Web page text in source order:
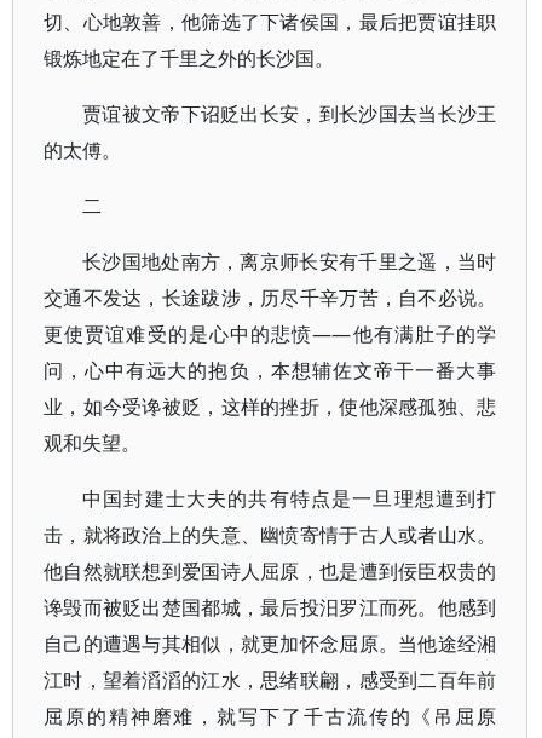
切、心地敦善，他筛选了下诸侯国，最后把贾谊挂职
锻炼地定在了千里之外的长沙国。
贾谊被文帝下诏贬出长安，到长沙国去当长沙王
的太傅。
二
长沙国地处南方，离京师长安有千里之遥，当时
交通不发达，长途跋涉，历尽千辛万苦，自不必说。
更使贾谊难受的是心中的悲愤——他有满肚子的学
问，心中有远大的抱负，本想辅佐文帝干一番大事
业，如今受谗被贬，这样的挫折，使他深感孤独、悲
观和失望。
中国封建士大夫的共有特点是一旦理想遭到打
击，就将政治上的失意、幽愤寄情于古人或者山水。
他自然就联想到爱国诗人屈原，也是遭到佞臣权贵的
谗毁而被贬出楚国都城，最后投汨罗江而死。他感到
自己的遭遇与其相似，就更加怀念屈原。当他途经湘
江时，望着滔滔的江水，思绪联翩，感受到二百年前
屈原的精神磨难，就写下了千古流传的《吊屈原